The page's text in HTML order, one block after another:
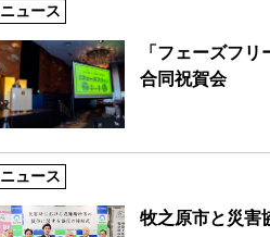
ニュース
「フェーズフ
合同祝賀会
ニュース
牧之原市と災害